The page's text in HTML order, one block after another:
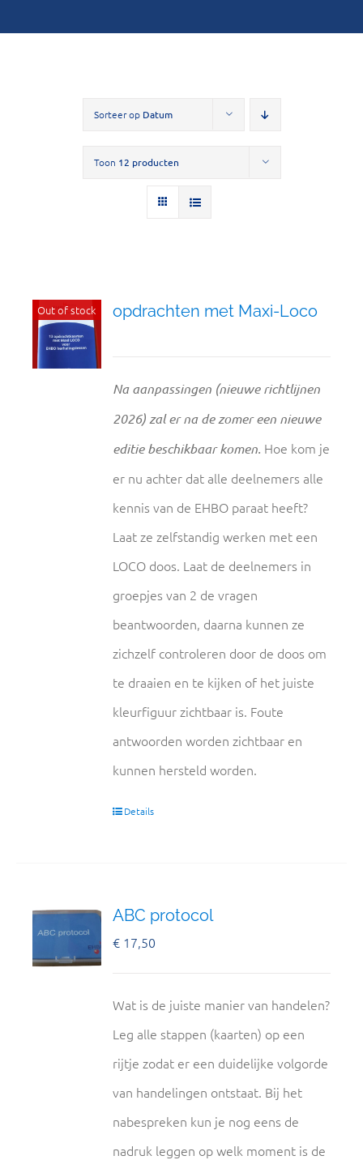
Sorteer op Datum
Toon 12 producten
Out of stock opdrachten met Maxi-Loco
Na aanpassingen (nieuwe richtlijnen
2026) zal er na de zomer een nieuwe
editie beschikbaar komen. Hoe kom je
er nu achter dat alle deelnemers alle
kennis van de EHBO paraat heeft?
Laat ze zelfstandig werken met een
LOCO doos. Laat de deelnemers in
groepjes van 2 de vragen
beantwoorden, daarna kunnen ze
zichzelf controleren door de doos om
te draaien en te kijken of het juiste
kleurfiguur zichtbaar is. Foute
antwoorden worden zichtbaar en
kunnen hersteld worden.
Details
ABC protocol
€ 17,50
Wat is de juiste manier van handelen?
Leg alle stappen (kaarten) op een
rijtje zodat er een duidelijke volgorde
van handelingen ontstaat. Bij het
nabespreken kun je nog eens de
nadruk leggen op welk moment is de